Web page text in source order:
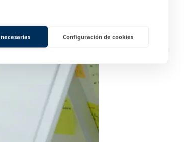
Configuración de cookies